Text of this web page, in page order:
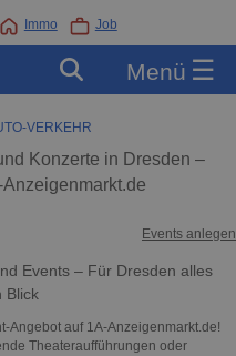
Immo Job
Menü ☰
VERKEHR
Konzerte in Dresden –
Events anlegen
Events – Für Dresden alles
Blick
Angebot auf 1A-Anzeigenmarkt.de!
Theateraufführungen oder